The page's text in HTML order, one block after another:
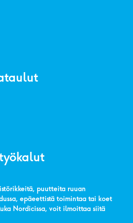
puutteita ruuan
epäeettistä toimintaa tai koet
Nordicissa, voit ilmoittaa siitä